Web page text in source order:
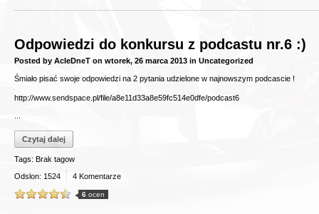
Odpowiedzi do konkursu z podcastu nr.6 :)
Posted by AcIeDneT on wtorek, 26 marca 2013 in Uncategorized
Śmiało pisać swoje odpowiedzi na 2 pytania udzielone w najnowszym podcascie !
http://www.sendspace.pl/file/a8e11d33a8e59fc514e0dfe/podcast6
Czytaj dalej
Tags: Brak tagow
Odslon: 1524
4 Komentarze
6 ocen